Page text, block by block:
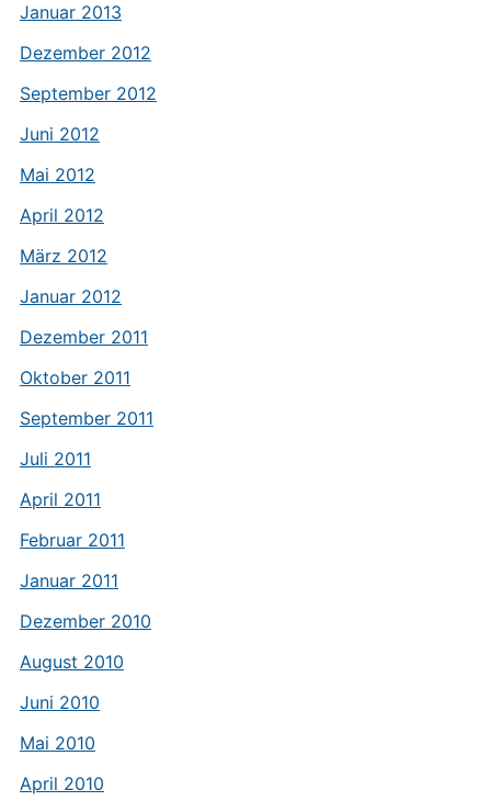
Januar 2013
Dezember 2012
September 2012
Juni 2012
Mai 2012
April 2012
März 2012
Januar 2012
Dezember 2011
Oktober 2011
September 2011
Juli 2011
April 2011
Februar 2011
Januar 2011
Dezember 2010
August 2010
Juni 2010
Mai 2010
April 2010